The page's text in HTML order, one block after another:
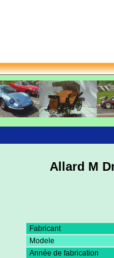
Allard M
Fabricant
Modele
Année de fabrication